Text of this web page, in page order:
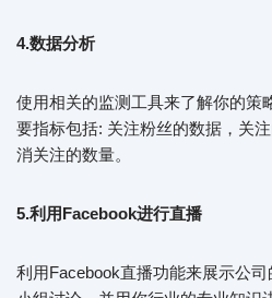
4.数据分析
使用相关的监测工具来了解你的策
要指标包括: 关注粉丝的数据，关
消关注的数量。
5.利用Facebook进行直播
利用Facebook直播功能来展示公